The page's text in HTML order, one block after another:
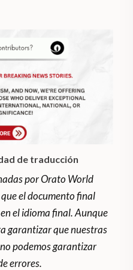
de traducción
por Orato World
el documento final
el idioma final. Aunque
garantizar que nuestras
podemos garantizar
errores.